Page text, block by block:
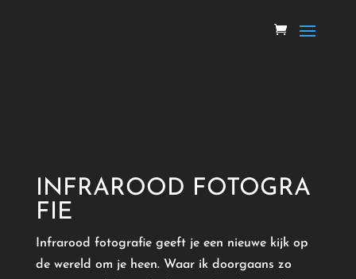
INFRAROOD FOTOGRA
FIE
Infrarood fotografie geeft je een nieuwe kijk op
de wereld om je heen. Waar ik doorgaans zo